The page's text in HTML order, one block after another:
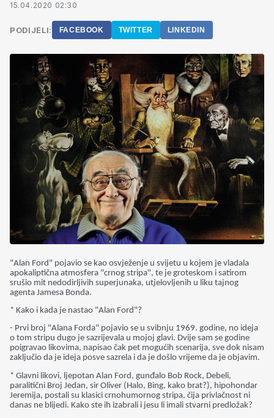
15.04.2020 02:30
PODIJELI: FACEBOOK TWITTER LINKEDIN
"Alan Ford" pojavio se kao osvježenje u svijetu u kojem je vladala
apokaliptična atmosfera "crnog stripa", te je groteskom i satirom
srušio mit nedodirljivih superjunaka, utjelovljenih u liku tajnog
agenta Jamesa Bonda.
* Kako i kada je nastao "Alan Ford"?
- Prvi broj "Alana Forda" pojavio se u svibnju 1969. godine, no ideja
o tom stripu dugo je sazrijevala u mojoj glavi. Dvije sam se godine
poigravao likovima, napisao čak pet mogućih scenarija, sve dok nisam
zaključio da je ideja posve sazrela i da je došlo vrijeme da je objavim.
* Glavni likovi, ljepotan Alan Ford, gunđalo Bob Rock, Debeli,
paralitični Broj Jedan, sir Oliver (Halo, Bing, kako brat?), hipohondar
Jeremija, postali su klasici crnohumornog stripa, čija privlačnost ni
danas ne blijedi. Kako ste ih izabrali i jesu li imali stvarni predložak?